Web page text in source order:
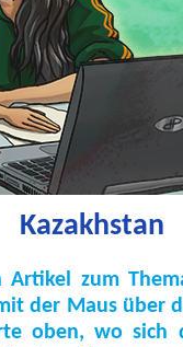
Kazakhstan
zum
der Maus über
oben, wo sich